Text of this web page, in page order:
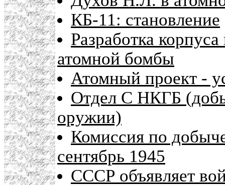
КБ-11: становление
Разработка
атомной бомбы
Атомный проект -
Отдел С НКГБ
оружии)
Комиссия по
сентябрь 1945
СССР объявляет